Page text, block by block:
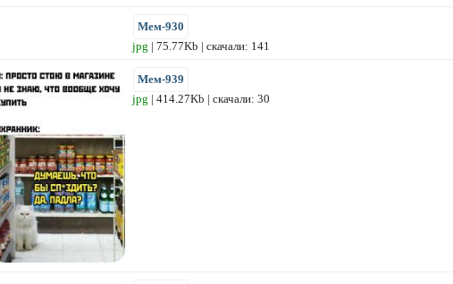
Мем-930
jpg | 75.77Kb | скачали: 141
Мем-939
jpg | 414.27Kb | скачали: 30